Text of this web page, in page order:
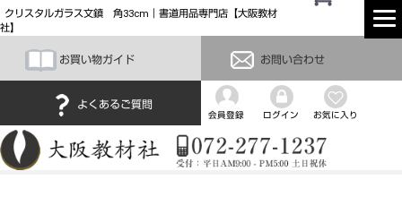
クリスタルガラス文鎮 角33cm｜書道用品専門店【大阪教材
社】
お買い物ガイド お問い合わせ
よくあるご質問
会員登録 ログイン お気に入り